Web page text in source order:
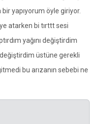
yapıyorum öyle giriyor.
atarken bi tırttt sesi
yağını değiştirdim
üstüne gerekli
bu arızanın sebebi ne